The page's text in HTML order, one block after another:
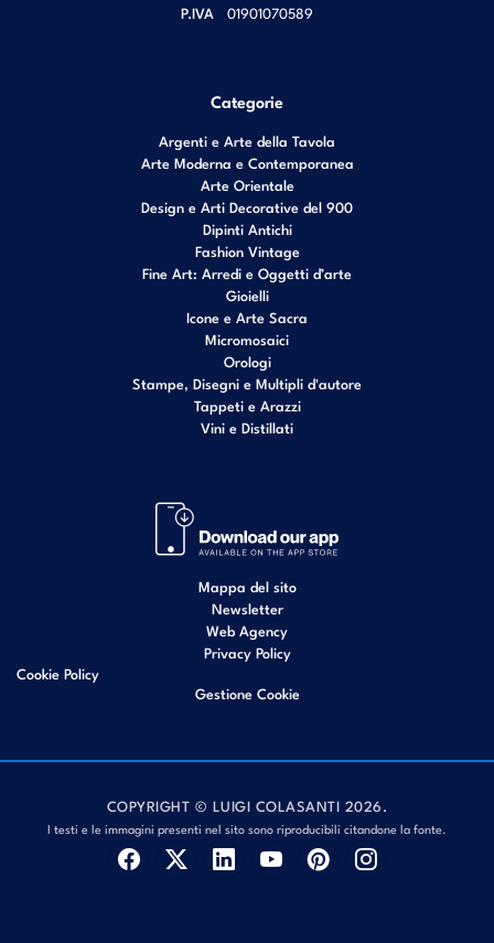
P.IVA 01901070589
Categorie
Argenti e Arte della Tavola
Arte Moderna e Contemporanea
Arte Orientale
Design e Arti Decorative del 900
Dipinti Antichi
Fashion Vintage
Fine Art: Arredi e Oggetti d’arte
Gioielli
Icone e Arte Sacra
Micromosaici
Orologi
Stampe, Disegni e Multipli d'autore
Tappeti e Arazzi
Vini e Distillati
Mappa del sito
Newsletter
Web Agency
Privacy Policy
Cookie Policy
Gestione Cookie
COPYRIGHT © LUIGI COLASANTI 2026.
I testi e le immagini presenti nel sito sono riproducibili citandone la fonte.